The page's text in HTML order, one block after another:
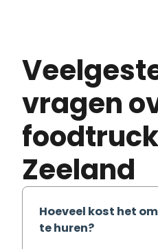
Veelgestelde
vragen
Zeeland
Hoeveel kost het
te huren?